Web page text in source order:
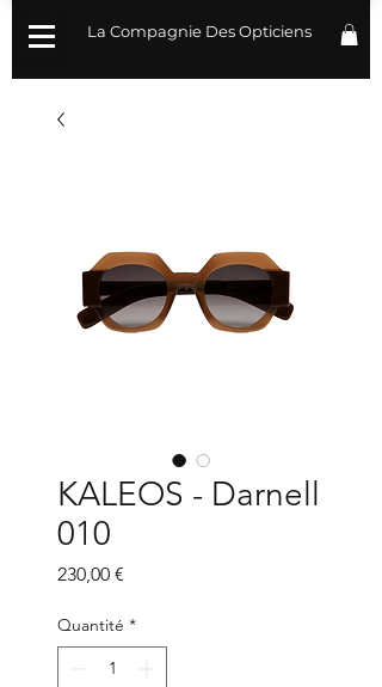
La Compagnie Des Opticiens
KALEOS - Darnell
010
230,00 €
Quantité *